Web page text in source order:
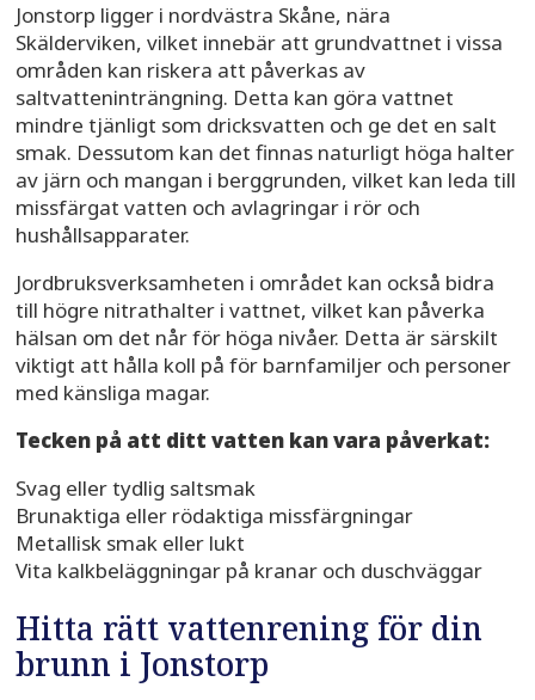
Jonstorp ligger i nordvästra Skåne, nära
Skälderviken, vilket innebär att grundvattnet i vissa
områden kan riskera att påverkas av
saltvatteninträngning. Detta kan göra vattnet
mindre tjänligt som dricksvatten och ge det en salt
smak. Dessutom kan det finnas naturligt höga halter
av järn och mangan i berggrunden, vilket kan leda till
missfärgat vatten och avlagringar i rör och
hushållsapparater.
Jordbruksverksamheten i området kan också bidra
till högre nitrathalter i vattnet, vilket kan påverka
hälsan om det når för höga nivåer. Detta är särskilt
viktigt att hålla koll på för barnfamiljer och personer
med känsliga magar.
Tecken på att ditt vatten kan vara påverkat:
Svag eller tydlig saltsmak
Brunaktiga eller rödaktiga missfärgningar
Metallisk smak eller lukt
Vita kalkbeläggningar på kranar och duschväggar
Hitta rätt vattenrening för din
brunn i Jonstorp